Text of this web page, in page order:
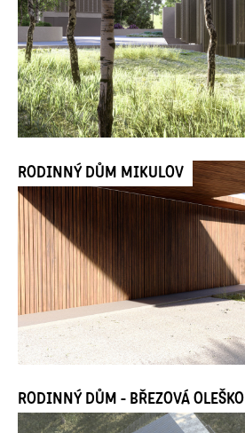
RODINNÝ DŮM MIKULOV
RODINNÝ DŮM - BŘEZOVÁ OLEŠKO